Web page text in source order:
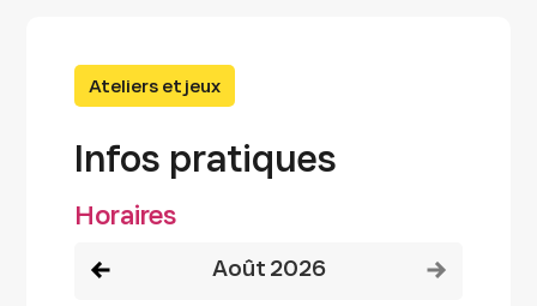
Ateliers et jeux
Infos pratiques
Horaires
Voir le mois précédentaoût 2026